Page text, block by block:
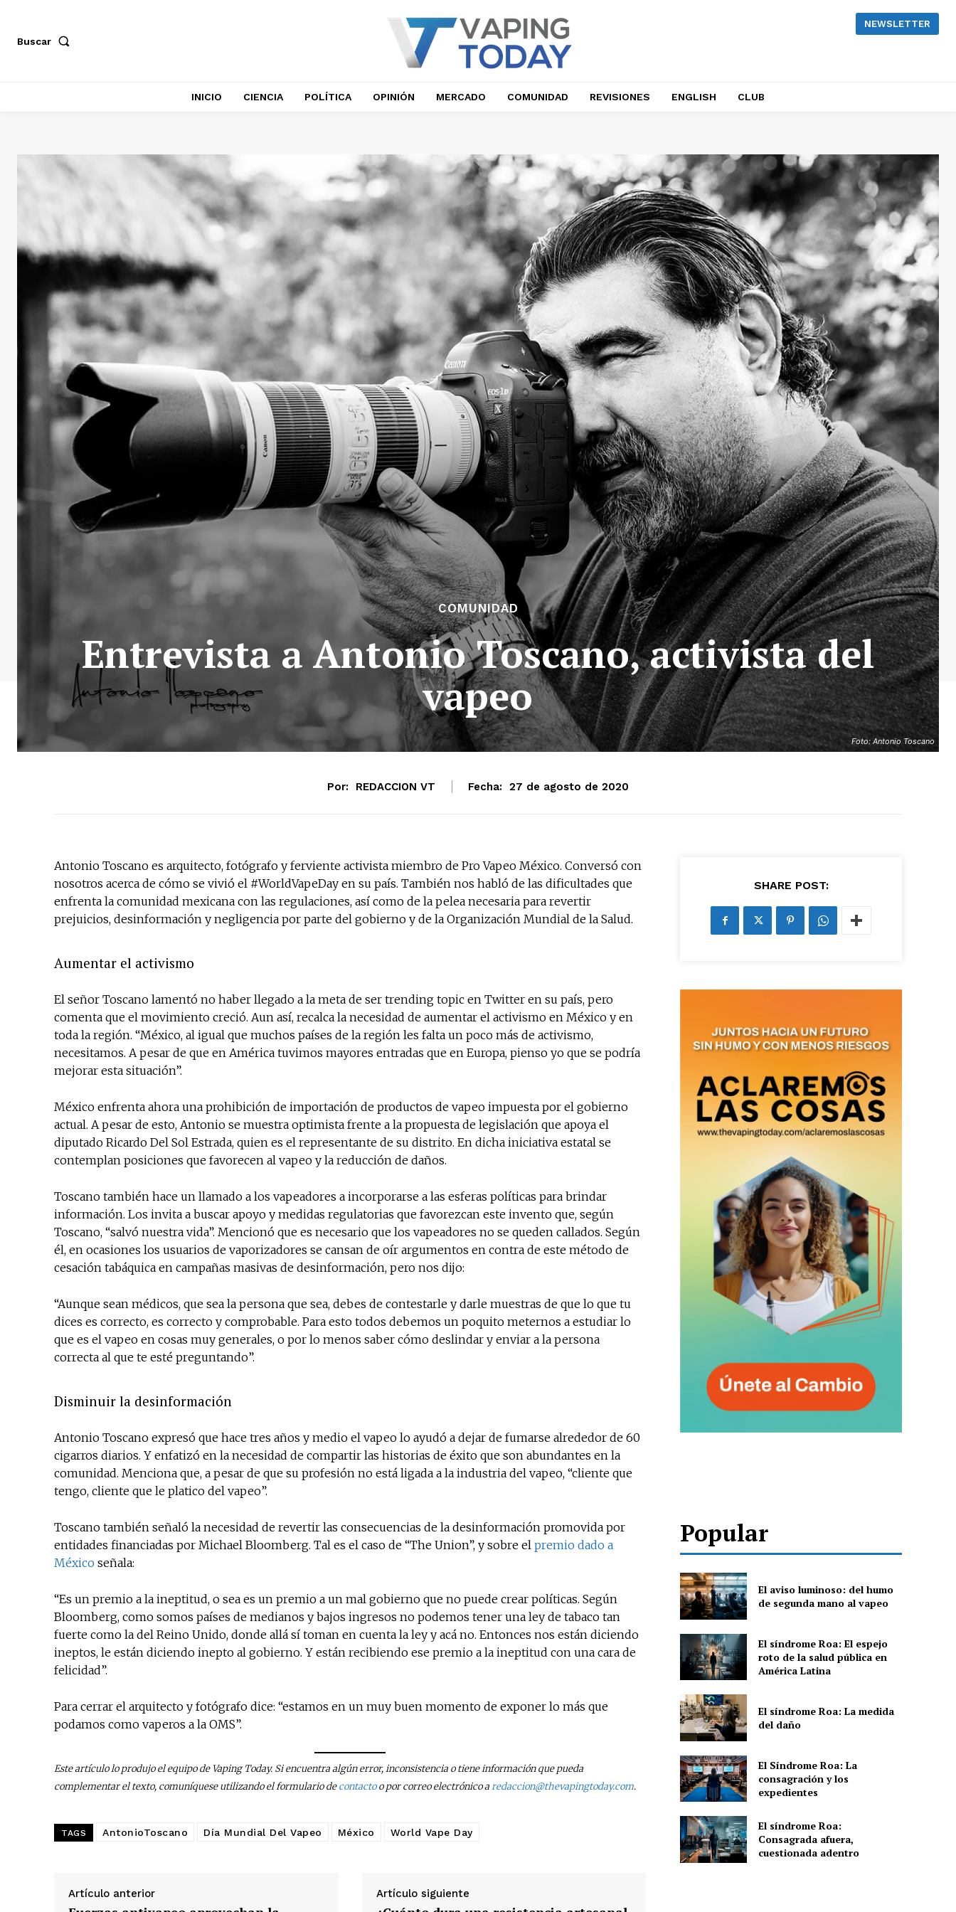
Suscríbete a nuestro boletín diario y recibe todas las
noticias del vapeo y la reducción de daños en tu correo
electrónico.
Subscribe to our daily clipping and receive all the news
of vaping and tobacco harm reduction in your email.
SUBSCRIBIRSE
Buscar
NEWSLETTER
INICIO CIENCIA POLÍTICA OPINIÓN MERCADO COMUNIDAD REVISIONES ENGLISH CLUB
Foto: Antonio Toscano
COMUNIDAD
Entrevista a Antonio Toscano, activista del
vapeo
Por: REDACCION VT Fecha: 27 de agosto de 2020
Antonio Toscano es arquitecto, fotógrafo y ferviente activista miembro de Pro Vapeo México. Conversó con
nosotros acerca de cómo se vivió el #WorldVapeDay en su país. También nos habló de las dificultades que
enfrenta la comunidad mexicana con las regulaciones, así como de la pelea necesaria para revertir
prejuicios, desinformación y negligencia por parte del gobierno y de la Organización Mundial de la Salud.
Aumentar el activismo
El señor Toscano lamentó no haber llegado a la meta de ser trending topic en Twitter en su país, pero
comenta que el movimiento creció. Aun así, recalca la necesidad de aumentar el activismo en México y en
toda la región. “México, al igual que muchos países de la región les falta un poco más de activismo,
necesitamos. A pesar de que en América tuvimos mayores entradas que en Europa, pienso yo que se podría
mejorar esta situación”.
México enfrenta ahora una prohibición de importación de productos de vapeo impuesta por el gobierno
actual. A pesar de esto, Antonio se muestra optimista frente a la propuesta de legislación que apoya el
diputado Ricardo Del Sol Estrada, quien es el representante de su distrito. En dicha iniciativa estatal se
contemplan posiciones que favorecen al vapeo y la reducción de daños.
Toscano también hace un llamado a los vapeadores a incorporarse a las esferas políticas para brindar
información. Los invita a buscar apoyo y medidas regulatorias que favorezcan este invento que, según
Toscano, “salvó nuestra vida”. Mencionó que es necesario que los vapeadores no se queden callados. Según
él, en ocasiones los usuarios de vaporizadores se cansan de oír argumentos en contra de este método de
cesación tabáquica en campañas masivas de desinformación, pero nos dijo:
“Aunque sean médicos, que sea la persona que sea, debes de contestarle y darle muestras de que lo que tu
dices es correcto, es correcto y comprobable. Para esto todos debemos un poquito meternos a estudiar lo
que es el vapeo en cosas muy generales, o por lo menos saber cómo deslindar y enviar a la persona
correcta al que te esté preguntando”.
Disminuir la desinformación
Antonio Toscano expresó que hace tres años y medio el vapeo lo ayudó a dejar de fumarse alrededor de 60
cigarros diarios. Y enfatizó en la necesidad de compartir las historias de éxito que son abundantes en la
comunidad. Menciona que, a pesar de que su profesión no está ligada a la industria del vapeo, “cliente que
tengo, cliente que le platico del vapeo”.
Toscano también señaló la necesidad de revertir las consecuencias de la desinformación promovida por
entidades financiadas por Michael Bloomberg. Tal es el caso de “The Union”, y sobre el premio dado a
México señala:
“Es un premio a la ineptitud, o sea es un premio a un mal gobierno que no puede crear políticas. Según
Bloomberg, como somos países de medianos y bajos ingresos no podemos tener una ley de tabaco tan
fuerte como la del Reino Unido, donde allá sí toman en cuenta la ley y acá no. Entonces nos están diciendo
ineptos, le están diciendo inepto al gobierno. Y están recibiendo ese premio a la ineptitud con una cara de
felicidad”.
Para cerrar el arquitecto y fotógrafo dice: “estamos en un muy buen momento de exponer lo más que
podamos como vaperos a la OMS”.
Este artículo lo produjo el equipo de Vaping Today. Si encuentra algún error, inconsistencia o tiene información que pueda
complementar el texto, comuníquese utilizando el formulario decontactoo por correo electrónico aredaccion@thevapingtoday.com.
TAGS AntonioToscano Día Mundial Del Vapeo México World Vape Day
Artículo anterior Artículo siguiente
SHARE POST:
Popular
El aviso luminoso: del humo
de segunda mano al vapeo
El síndrome Roa: El espejo
roto de la salud pública en
América Latina
El síndrome Roa: La medida
del daño
El Síndrome Roa: La
consagración y los
expedientes
El síndrome Roa:
Consagrada afuera,
cuestionada adentro